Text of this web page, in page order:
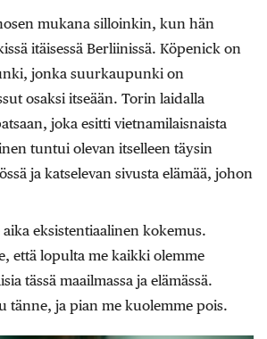
mukana silloinkin, kun hän
itäisessä Berliinissä. Köpenick on
jonka suurkaupunki on
osaksi itseään. Torin laidalla
joka esitti vietnamilaisnaista
tuntui olevan itselleen täysin
ja katselevan sivusta elämää, johon
aika eksistentiaalinen kokemus.
että lopulta me kaikki olemme
tässä maailmassa ja elämässä.
tänne, ja pian me kuolemme pois.